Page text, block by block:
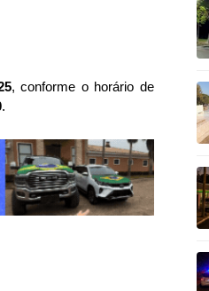
, conforme o horário de
.